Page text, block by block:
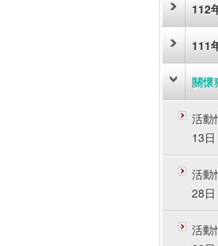
112
111
關懷
活動
13日
活動
28日
活動